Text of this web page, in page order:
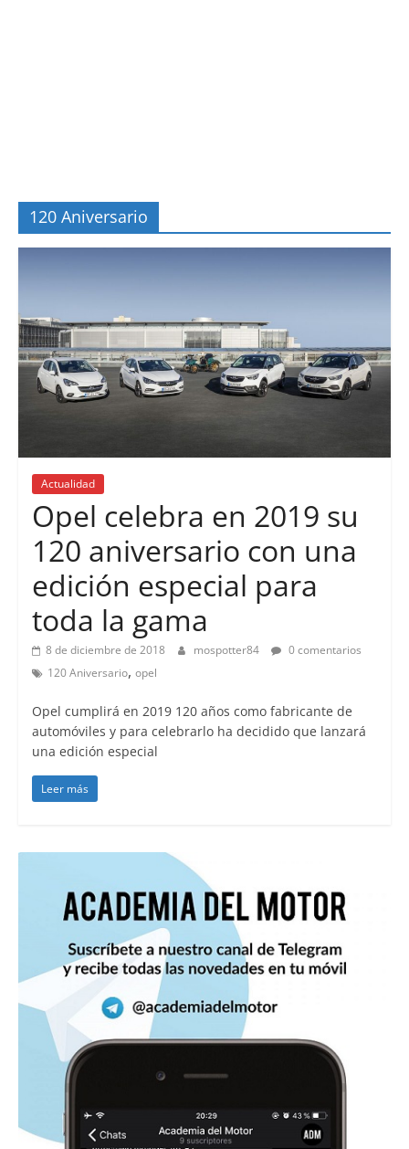
120 Aniversario
Actualidad
Opel celebra en 2019 su
120 aniversario con una
edición especial para
toda la gama
8 de diciembre de 2018 mospotter84
0 comentarios
120 Aniversario, opel
Opel cumplirá en 2019 120 años como fabricante de
automóviles y para celebrarlo ha decidido que lanzará
una edición especial
Leer más